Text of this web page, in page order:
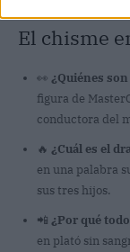
El chisme
👀 ¿Quiénes
figura de
conductora del
🔥 ¿Cuál es el
en una palabra
sus tres hijos.
📲 ¿Por qué
en plató sin